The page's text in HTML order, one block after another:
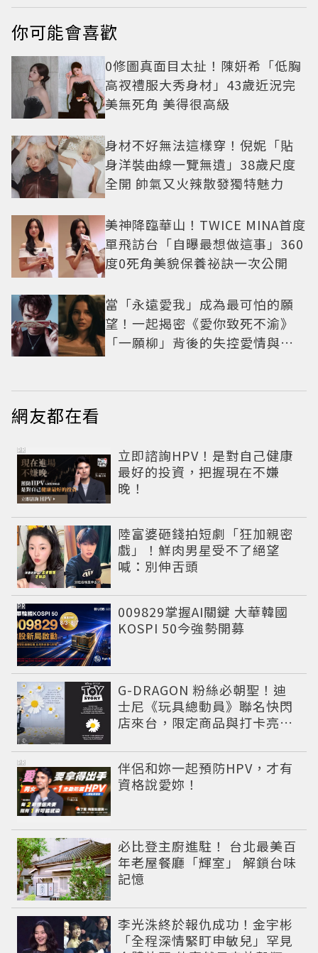
你可能會喜歡
0修圖真面目太扯！陳妍希「低胸
高衩禮服大秀身材」43歲近況完
美無死角 美得很高級
身材不好無法這樣穿！倪妮「貼
身洋裝曲線一覽無遺」38歲尺度
全開 帥氣又火辣散發獨特魅力
美神降臨華山！TWICE MINA首度
單飛訪台「自曝最想做這事」360
度0死角美貌保養祕訣一次公開
當「永遠愛我」成為最可怕的願
望！一起揭密《愛你致死不渝》
「一願柳」背後的失控愛情與爆
網友都在看
立即諮詢HPV！是對自己健康
最好的投資，把握現在不嫌
晚！
PR
陸富婆砸錢拍短劇「狂加親密
戲」！鮮肉男星受不了絕望
喊：別伸舌頭
009829掌握AI關鍵 大華韓國
KOSPI 50今強勢開募
PR
G-DRAGON 粉絲必朝聖！迪
士尼《玩具總動員》聯名快閃
店來台，限定商品與打卡亮點
伴侶和妳一起預防HPV，才有
資格說愛妳！
PR
必比登主廚進駐！ 台北最美百
年老屋餐廳「輝室」 解鎖台味
記憶
李光洙終於報仇成功！金宇彬
「全程深情緊盯申敏兒」罕見